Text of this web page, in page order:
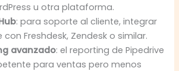
u otra plataforma.
: para soporte al cliente, integrar
con Freshdesk, Zendesk o similar.
avanzado: el reporting de Pipedrive
para ventas pero menos